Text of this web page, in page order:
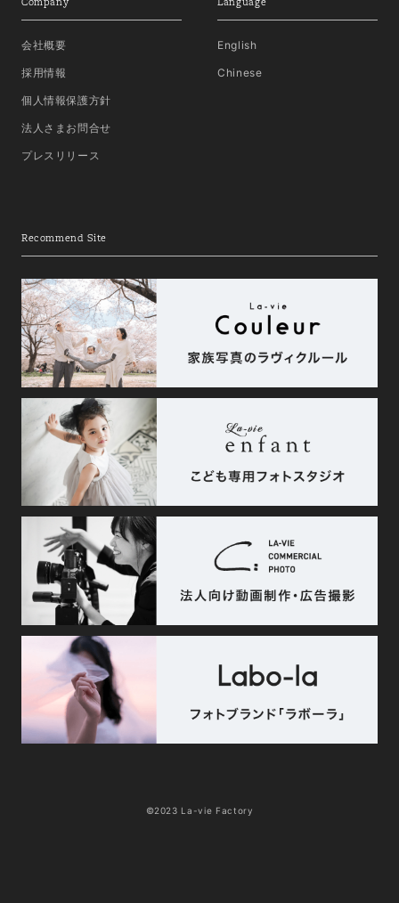
会社概要
採用情報
個人情報保護方針
法人さまお問合せ
プレスリリース
English
Chinese
Recommend Site
©2023 La-vie Factory